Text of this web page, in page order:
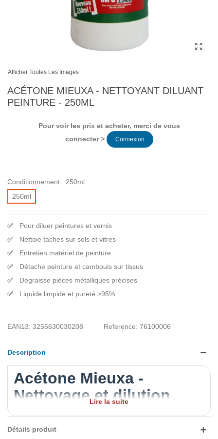
Afficher Toutes Les Images
ACÉTONE MIEUXA - NETTOYANT DILUANT
PEINTURE - 250ML
Pour voir les prix et acheter, merci de vous
connecter >
Connexion
Conditionnement : 250ml
250ml
Pour diluer peintures et vernis
Nettoie taches sur sols et vitres
Entretien matériel de peinture
Détache peinture et cambouis sur tissus
Dégraisse pièces métalliques précises
Liquide limpide et pureté >95%
EAN13: 3256630030208 Reference: 76100006
Description
Acétone Mieuxa -
Nettoyage et dilution
professionnel
L’acétone Mieuxa
Lire la suite
Détails produit